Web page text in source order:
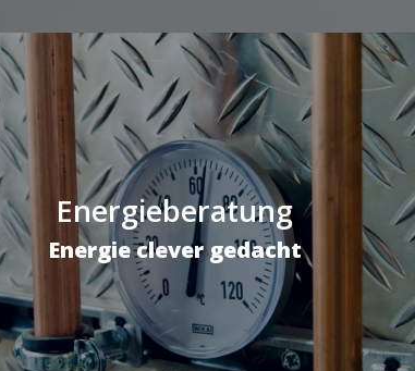
Energieberatung
Energie clever gedacht